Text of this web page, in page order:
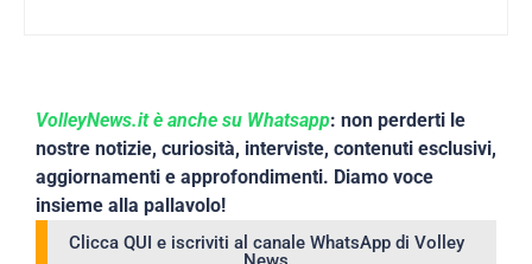
VolleyNews.it è anche su Whatsapp: non perderti le
nostre notizie, curiosità, interviste, contenuti esclusivi,
aggiornamenti e approfondimenti. Diamo voce
insieme alla pallavolo!
Clicca QUI e iscriviti al canale WhatsApp di Volley